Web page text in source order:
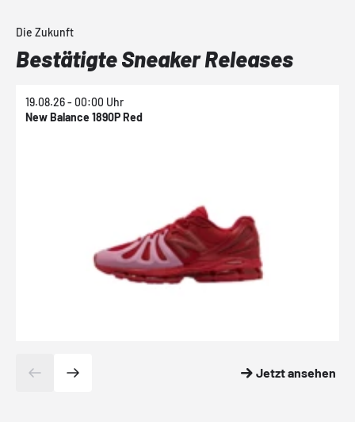
Die Zukunft
Bestätigte Sneaker Releases
19.08.26 - 00:00 Uhr
New Balance 1890P Red
Jetzt ansehen